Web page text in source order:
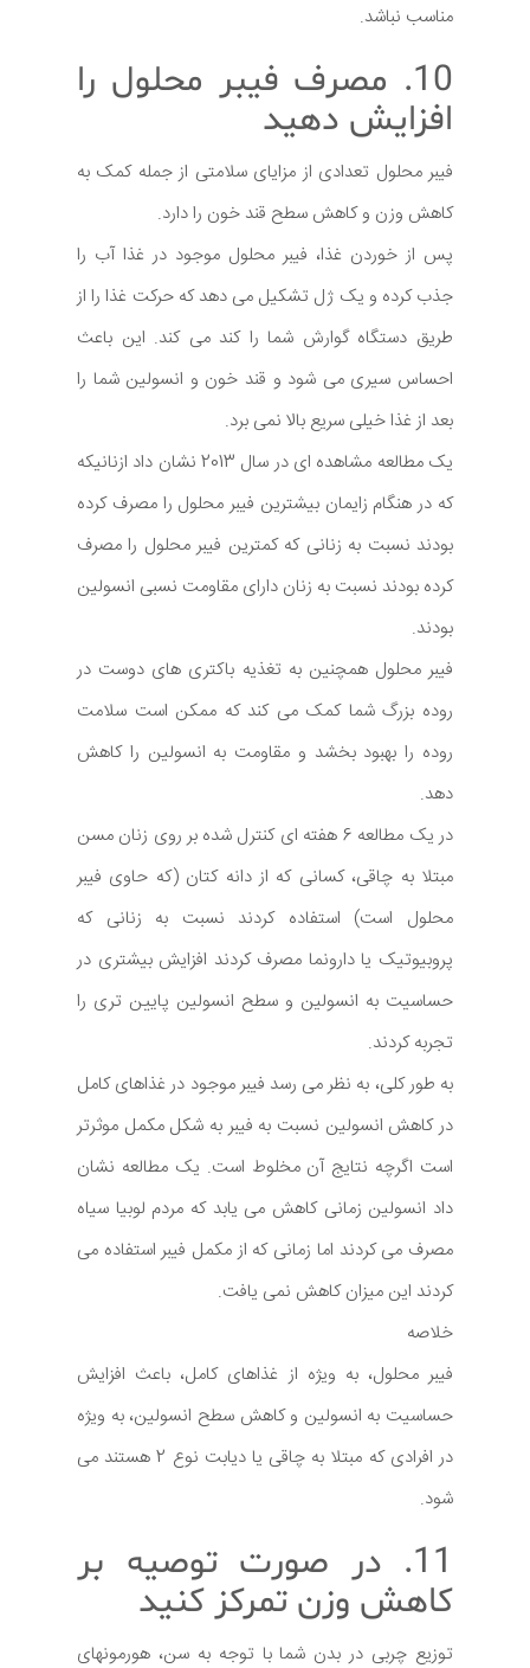
مناسب نباشد.
10. مصرف فیبر محلول را
افزایش دهید
فیبر محلول تعدادی از مزایای سلامتی از جمله کمک به
کاهش وزن و کاهش سطح قند خون را دارد.
پس از خوردن غذا، فیبر محلول موجود در غذا آب را
جذب کرده و یک ژل تشکیل می دهد که حرکت غذا را از
طریق دستگاه گوارش شما را کند می کند. این باعث
احساس سیری می شود و قند خون و انسولین شما را
بعد از غذا خیلی سریع بالا نمی برد.
یک مطالعه مشاهده ای در سال 2013 نشان داد ازنانیکه
که در هنگام زایمان بیشترین فیبر محلول را مصرف کرده
بودند نسبت به زنانی که کمترین فیبر محلول را مصرف
کرده بودند نسبت به زنان دارای مقاومت نسبی انسولین
بودند.
فیبر محلول همچنین به تغذیه باکتری های دوست در
روده بزرگ شما کمک می کند که ممکن است سلامت
روده را بهبود بخشد و مقاومت به انسولین را کاهش
دهد.
در یک مطالعه 6 هفته ای کنترل شده بر روی زنان مسن
مبتلا به چاقی، کسانی که از دانه کتان (که حاوی فیبر
محلول است) استفاده کردند نسبت به زنانی که
پروبیوتیک یا دارونما مصرف کردند افزایش بیشتری در
حساسیت به انسولین و سطح انسولین پایین تری را
تجربه کردند.
به طور کلی، به نظر می رسد فیبر موجود در غذاهای کامل
در کاهش انسولین نسبت به فیبر به شکل مکمل موثرتر
است اگرچه نتایج آن مخلوط است. یک مطالعه نشان
داد انسولین زمانی کاهش می یابد که مردم لوبیا سیاه
مصرف می کردند اما زمانی که از مکمل فیبر استفاده می
کردند این میزان کاهش نمی یافت.
خلاصه
فیبر محلول، به ویژه از غذاهای کامل، باعث افزایش
حساسیت به انسولین و کاهش سطح انسولین، به ویژه
در افرادی که مبتلا به چاقی یا دیابت نوع 2 هستند می
شود.
11. در صورت توصیه بر
کاهش وزن تمرکز کنید
توزیع چربی در بدن شما با توجه به سن، هورمونهای